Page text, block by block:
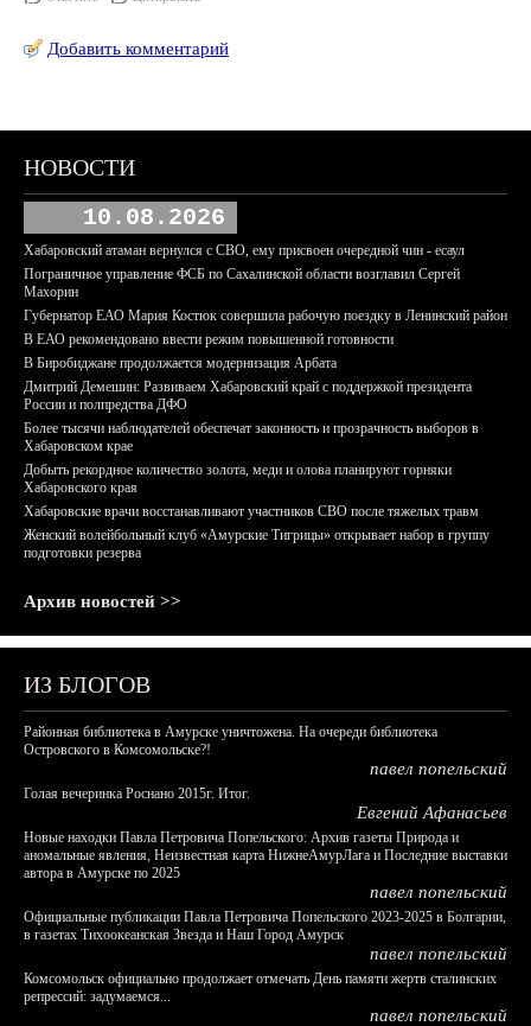
Добавить комментарий
НОВОСТИ
10.08.2026
Хабаровский атаман вернулся с СВО, ему присвоен очередной чин - есаул
Пограничное управление ФСБ по Сахалинской области возглавил Сергей
Махорин
Губернатор ЕАО Мария Костюк совершила рабочую поездку в Ленинский район
В ЕАО рекомендовано ввести режим повышенной готовности
В Биробиджане продолжается модернизация Арбата
Дмитрий Демешин: Развиваем Хабаровский край с поддержкой президента
России и полпредства ДФО
Более тысячи наблюдателей обеспечат законность и прозрачность выборов в
Хабаровском крае
Добыть рекордное количество золота, меди и олова планируют горняки
Хабаровского края
Хабаровские врачи восстанавливают участников СВО после тяжелых травм
Женский волейбольный клуб «Амурские Тигрицы» открывает набор в группу
подготовки резерва
Архив новостей >>
ИЗ БЛОГОВ
Районная библиотека в Амурске уничтожена. На очереди библиотека
Островского в Комсомольске?!
павел попельский
Голая вечеринка Роснано 2015г. Итог.
Евгений Афанасьев
Новые находки Павла Петровича Попельского: Архив газеты Природа и
аномальные явления, Неизвестная карта НижнеАмурЛага и Последние выставки
автора в Амурске по 2025
павел попельский
Официальные публикации Павла Петровича Попельского 2023-2025 в Болгарии,
в газетах Тихоокеанская Звезда и Наш Город Амурск
павел попельский
Комсомольск официально продолжает отмечать День памяти жертв сталинских
репрессий: задумаемся...
павел попельский